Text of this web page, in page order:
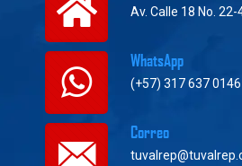
Av. Calle 18 No. 22-
WhatsApp
(+57) 317 637 0146
Correo